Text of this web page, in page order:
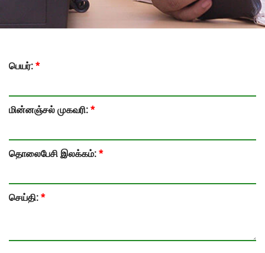
பெயர்: *
மின்னஞ்சல் முகவரி: *
தொலைபேசி இலக்கம்: *
செய்தி: *